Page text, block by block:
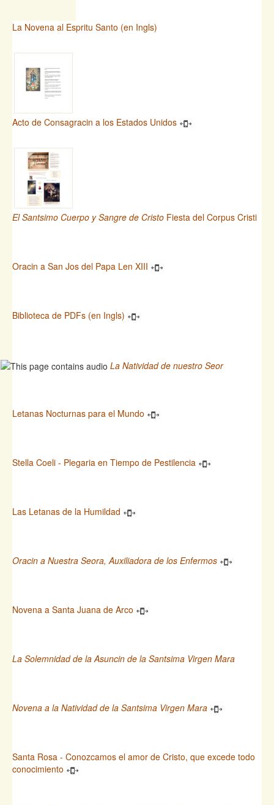
La Novena al Espritu Santo (en Ingls)
Acto de Consagracin a los Estados Unidos
El Santsimo Cuerpo y Sangre de Cristo Fiesta del Corpus Cristi
Oracin a San Jos del Papa Len XIII
Biblioteca de PDFs (en Ingls)
La Natividad de nuestro Seor
Letanas Nocturnas para el Mundo
Stella Coeli - Plegaria en Tiempo de Pestilencia
Las Letanas de la Humildad
Oracin a Nuestra Seora, Auxiliadora de los Enfermos
Novena a Santa Juana de Arco
La Solemnidad de la Asuncin de la Santsima Virgen Mara
Novena a la Natividad de la Santsima Virgen Mara
Santa Rosa - Conozcamos el amor de Cristo, que excede todo
conocimiento